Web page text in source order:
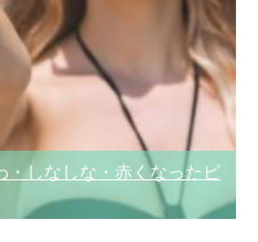
・しなしな・赤くなったピ